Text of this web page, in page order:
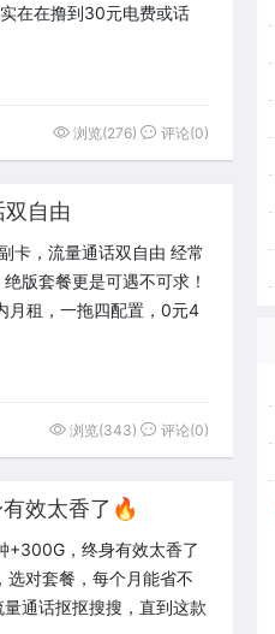
在在撸到30元电费或话
浏览(276) 评论(0)
自由
卡，流量通话双自由 经常
版套餐更是可遇不可求！
月租，一拖四配置，0元4
浏览(343) 评论(0)
效太香了🔥
+300G，终身有效太香了
对套餐，每个月能省不
通话抠抠搜搜，直到这款